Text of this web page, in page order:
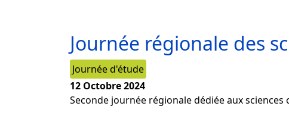
Journée régionale des
Journée d'étude
12 Octobre 2024
Seconde journée régionale dédiée aux